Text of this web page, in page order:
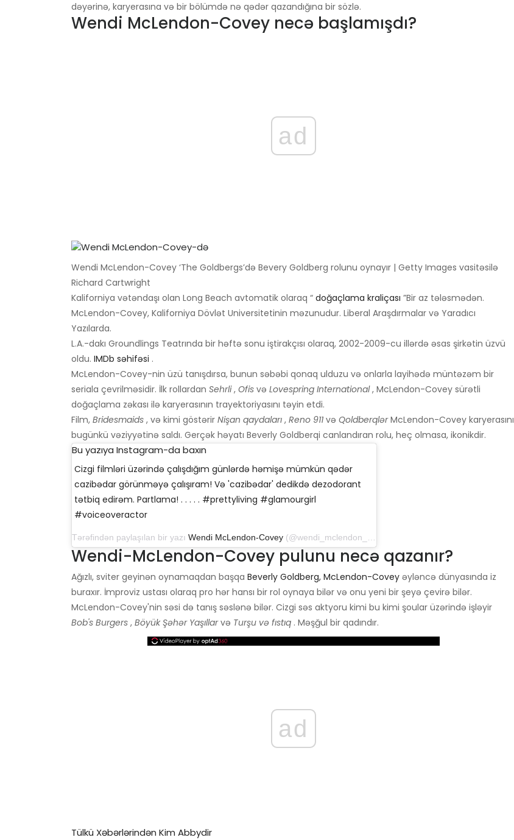
dəyərinə, karyerasına və bir bölümdə nə qədər qazandığına bir sözlə.
Wendi McLendon-Covey necə başlamışdı?
ad
Wendi McLendon-Covey ‘The Goldbergs’də Bevery Goldberg rolunu oynayır | Getty Images vasitəsilə
Richard Cartwright
Kaliforniya vətəndaşı olan Long Beach avtomatik olaraq “ doğaçlama kraliçası ”Bir az tələsmədən.
McLendon-Covey, Kaliforniya Dövlət Universitetinin məzunudur. Liberal Araşdırmalar və Yaradıcı
Yazılarda.
L.A.-dakı Groundlings Teatrında bir həftə sonu iştirakçısı olaraq, 2002-2009-cu illərdə əsas şirkətin üzvü
oldu. IMDb səhifəsi .
McLendon-Covey-nin üzü tanışdırsa, bunun səbəbi qonaq ulduzu və onlarla layihədə müntəzəm bir
seriala çevrilməsidir. İlk rollardan Sehrli, Ofis və Lovespring International, McLendon-Covey sürətli
doğaçlama zəkası ilə karyerasının trayektoriyasını təyin etdi.
Film, Bridesmaids , və kimi göstərir Nişan qaydaları , Reno 911 və QoldberqlərMcLendon-Covey karyerasını
bugünkü vəziyyətinə saldı. Gerçək həyatı Beverly Goldberqi canlandıran rolu, heç olmasa, ikonikdir.
Bu yazıya Instagram-da baxın
Cizgi filmləri üzərində çalışdığım günlərdə həmişə mümkün qədər
cazibədar görünməyə çalışıram! Və 'cazibədar' dedikdə dezodorant
tətbiq edirəm. Partlama! . . . . . #prettyliving #glamourgirl
#voiceoveractor
Tərəfindən paylaşılan bir yazı Wendi McLendon-Covey (@wendi_mclendon_covey) 6 sentyabr 2019-cu il, saat 12: 05-də PDT
Wendi-McLendon-Covey pulunu necə qazanır?
Ağızlı, sviter geyinən oynamaqdan başqa Beverly Goldberg, McLendon-Covey əyləncə dünyasında iz
buraxır. İmproviz ustası olaraq pro hər hansı bir rol oynaya bilər və onu yeni bir şeyə çevirə bilər.
McLendon-Covey'nin səsi də tanış səslənə bilər. Cizgi səs aktyoru kimi bu kimi şoular üzərində işləyir
Bob's Burgers , Böyük Şəhər Yaşıllarvə Turşu və fıstıq . Məşğul bir qadındır.
ad
Tülkü Xəbərlərindən Kim Abbydir